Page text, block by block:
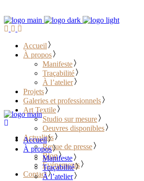
Accueil
À propos
Manifeste
Traçabilité
À l’atelier
Projets
Galeries et professionnels
Art Textile
Studio sur mesure
Oeuvres disponibles
Actualités
Revue de presse
Blog
Événements
Contact
Accueil
À propos
Manifeste
Traçabilité
À l’atelier